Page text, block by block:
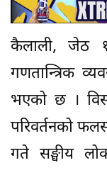
कैलाली, जेठ
गणतान्त्रिक
भएको छ ।
परिवर्तनको
गते सङ्घीय